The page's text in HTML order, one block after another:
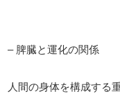
– 脾臓と運化の関係
人間の身体を構成する